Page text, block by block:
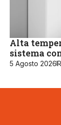
Alta
sistema
5 Agosto 2026